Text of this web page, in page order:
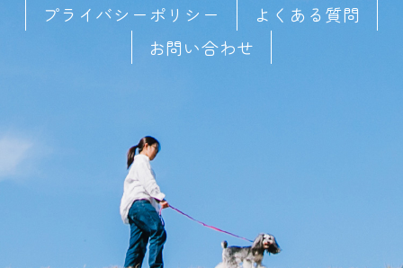
プライバシーポリシー
よくある質問
お問い合わせ